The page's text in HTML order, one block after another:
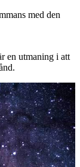
med den
en utmaning i att